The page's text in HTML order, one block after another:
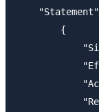
        {